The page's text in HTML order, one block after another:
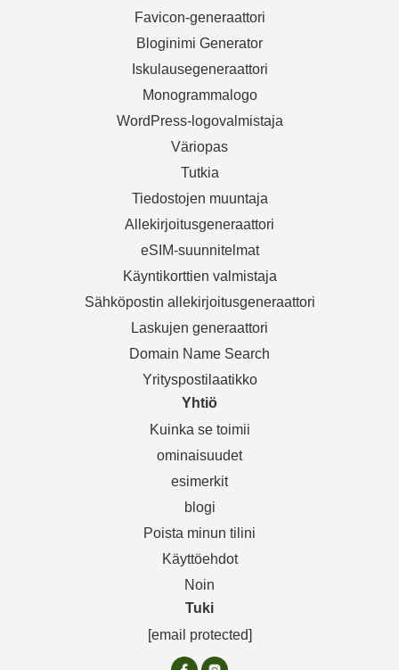
Favicon-generaattori
Bloginimi Generator
Iskulausegeneraattori
Monogrammalogo
WordPress-logovalmistaja
Väriopas
Tutkia
Tiedostojen muuntaja
Allekirjoitusgeneraattori
eSIM-suunnitelmat
Käyntikorttien valmistaja
Sähköpostin allekirjoitusgeneraattori
Laskujen generaattori
Domain Name Search
Yrityspostilaatikko
Yhtiö
Kuinka se toimii
ominaisuudet
esimerkit
blogi
Poista minun tilini
Käyttöehdot
Noin
Tuki
[email protected]